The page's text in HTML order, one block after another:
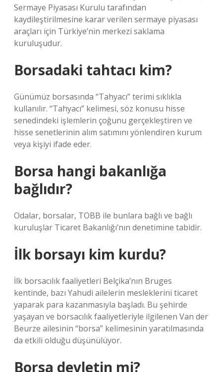
Sermaye Piyasası Kurulu tarafından
kaydileştirilmesine karar verilen sermaye piyasası
araçları için Türkiye’nin merkezi saklama
kuruluşudur.
Borsadaki tahtacı kim?
Günümüz borsasında “Tahyacı” terimi sıklıkla
kullanılır. “Tahyacı” kelimesi, söz konusu hisse
senedindeki işlemlerin çoğunu gerçekleştiren ve
hisse senetlerinin alım satımını yönlendiren kurum
veya kişiyi ifade eder.
Borsa hangi bakanlığa
bağlıdır?
Odalar, borsalar, TOBB ile bunlara bağlı ve bağlı
kuruluşlar Ticaret Bakanlığı’nın denetimine tabidir.
İlk borsayı kim kurdu?
İlk borsacılık faaliyetleri Belçika’nın Bruges
kentinde, bazı Yahudi ailelerin mesleklerini ticaret
yaparak para kazanmasıyla başladı. Bu şehirde
yaşayan ve borsacılık faaliyetleriyle ilgilenen Van der
Beurze ailesinin “borsa” kelimesinin yaratılmasında
da etkili olduğu düşünülüyor.
Borsa devletin mi?